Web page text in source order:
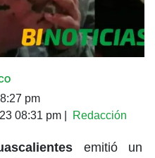
pm
08:31 pm| Redacción
emitió un